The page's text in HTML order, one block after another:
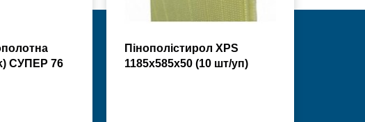
СУПЕР 76
Пінополістирол XPS
1185х585х50 (10 шт/уп)